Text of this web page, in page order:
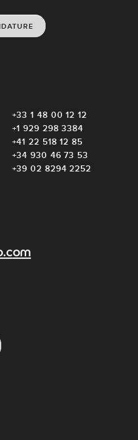
+33 1 48 00 12 12
+1 929 298 3384
+41 22 518 12 85
+34 930 46 73 53
+39 02 8294 2252